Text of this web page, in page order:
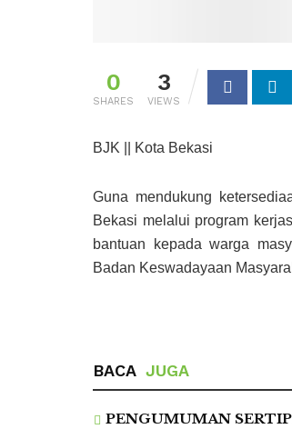
0
SHARES
3
VIEWS
BJK || Kota Bekasi
Guna mendukung
Bekasi melalui program
bantuan kepada warga
Badan Keswadayaan
BACA JUGA
PENGUMUMAN